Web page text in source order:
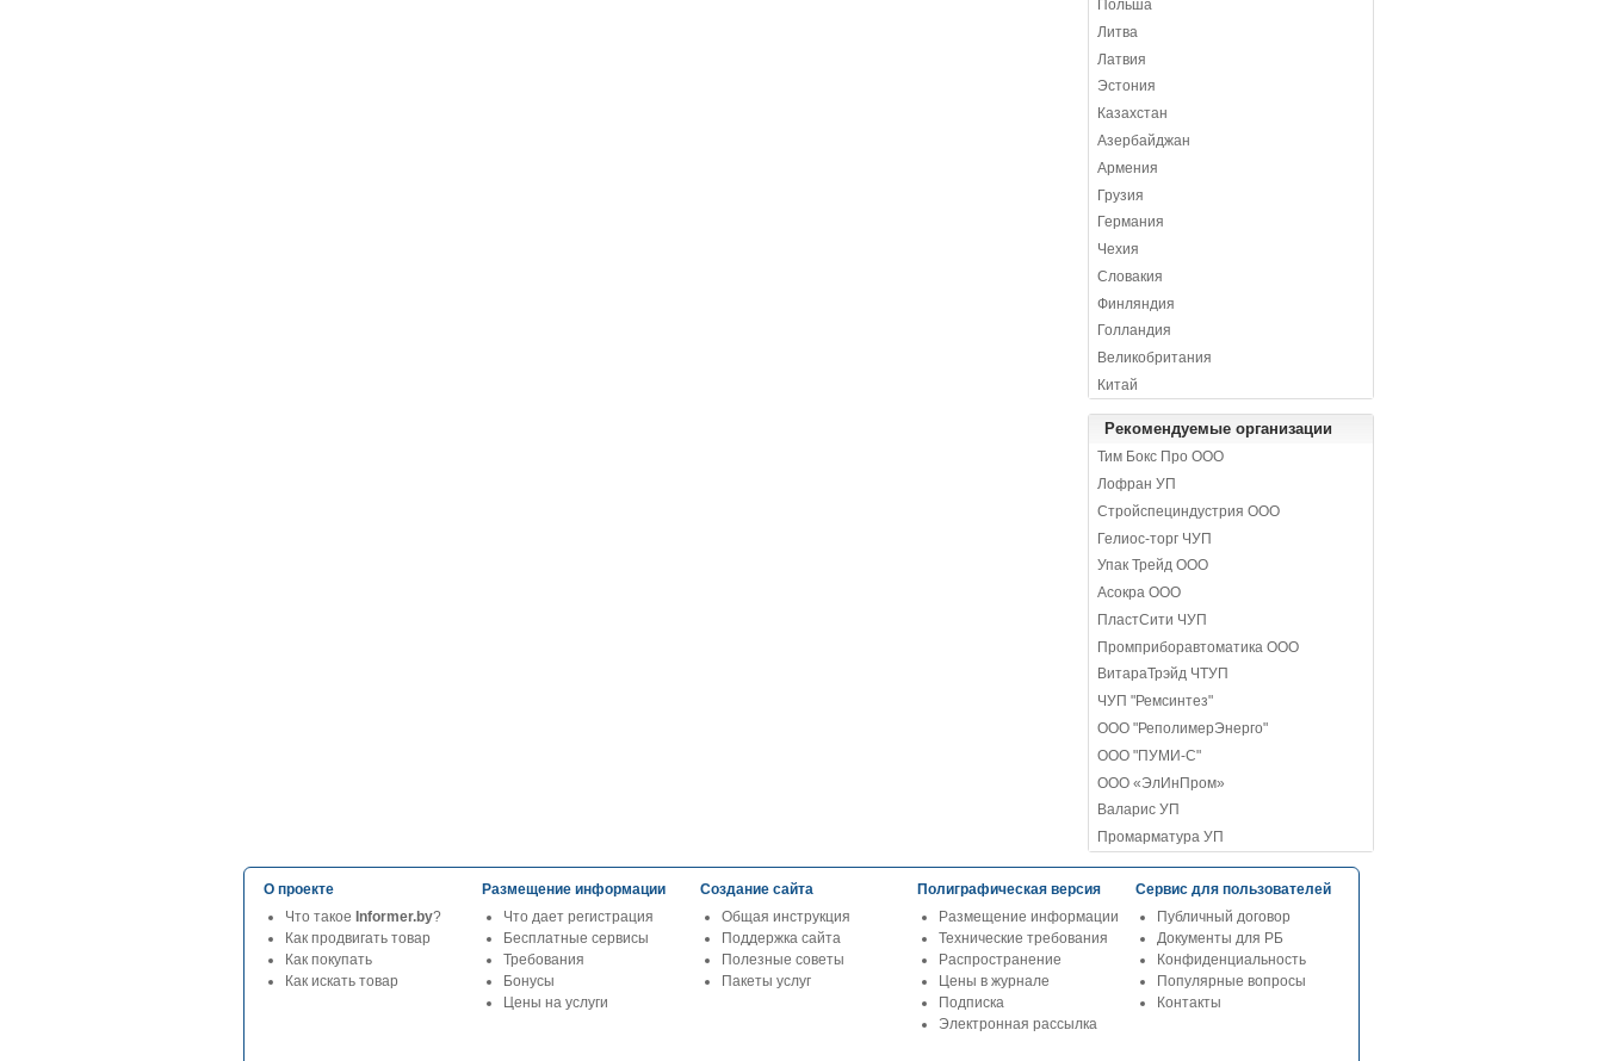
Польша
Литва
Латвия
Эстония
Казахстан
Азербайджан
Армения
Грузия
Германия
Чехия
Словакия
Финляндия
Голландия
Великобритания
Китай
Рекомендуемые организации
Тим Бокс Про ООО
Лофран УП
Стройспециндустрия ООО
Гелиос-торг ЧУП
Упак Трейд ООО
Асокра ООО
ПластСити ЧУП
Промприборавтоматика ООО
ВитараТрэйд ЧТУП
ЧУП "Ремсинтез"
ООО "РеполимерЭнерго"
ООО "ПУМИ-С"
ООО «ЭлИнПром»
Валарис УП
Промарматура УП
О проекте
Что такое Informer.by?
Как продвигать товар
Как покупать
Как искать товар
Размещение информации
Что дает регистрация
Бесплатные сервисы
Требования
Бонусы
Цены на услуги
Создание сайта
Общая инструкция
Поддержка сайта
Полезные советы
Пакеты услуг
Полиграфическая версия
Размещение информации
Технические требования
Распространение
Цены в журнале
Подписка
Электронная рассылка
Сервис для пользователей
Публичный договор
Документы для РБ
Конфиденциальность
Популярные вопросы
Контакты